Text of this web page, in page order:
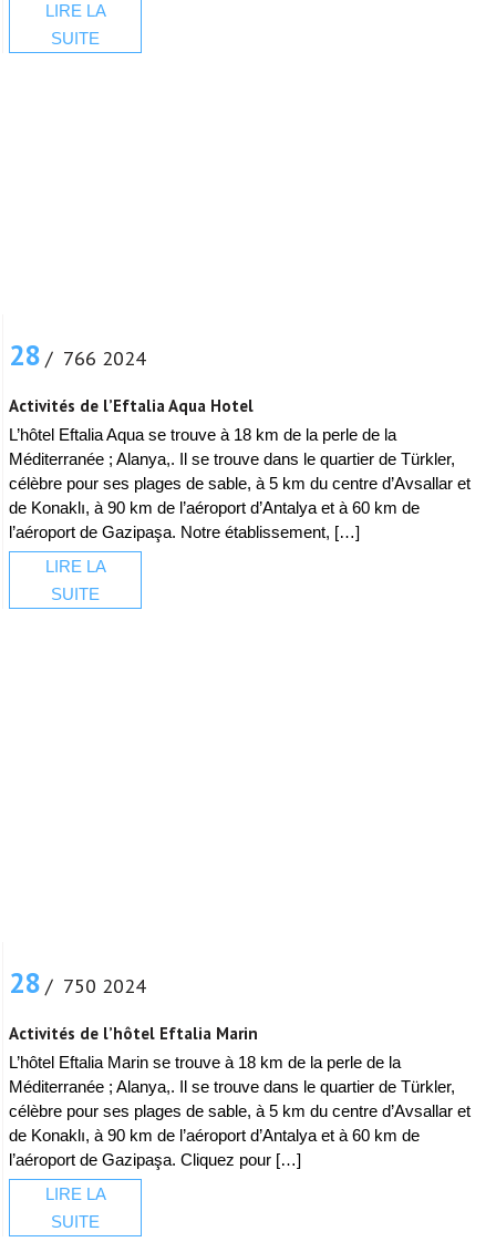
LIRE LA
SUITE
28 / 766 2024
Activités de l’Eftalia Aqua Hotel
L’hôtel Eftalia Aqua se trouve à 18 km de la perle de la
Méditerranée ; Alanya,. Il se trouve dans le quartier de Türkler,
célèbre pour ses plages de sable, à 5 km du centre d’Avsallar et
de Konaklı, à 90 km de l’aéroport d’Antalya et à 60 km de
l’aéroport de Gazipaşa. Notre établissement, […]
LIRE LA
SUITE
28 / 750 2024
Activités de l’hôtel Eftalia Marin
L’hôtel Eftalia Marin se trouve à 18 km de la perle de la
Méditerranée ; Alanya,. Il se trouve dans le quartier de Türkler,
célèbre pour ses plages de sable, à 5 km du centre d’Avsallar et
de Konaklı, à 90 km de l’aéroport d’Antalya et à 60 km de
l’aéroport de Gazipaşa. Cliquez pour […]
LIRE LA
SUITE